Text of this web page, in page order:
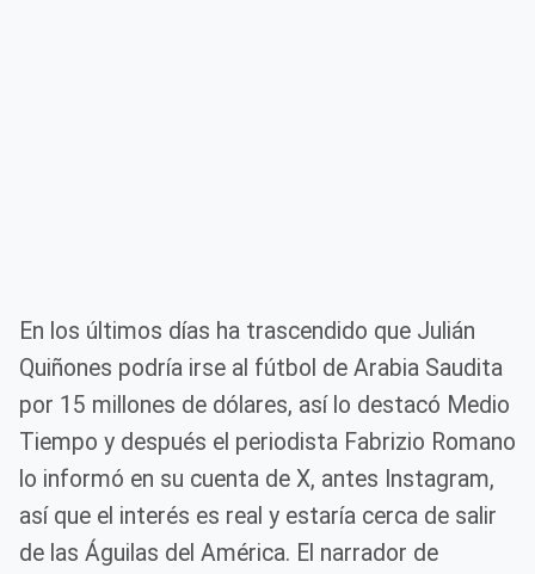
En los últimos días ha trascendido que Julián
Quiñones podría irse al fútbol de Arabia Saudita
por 15 millones de dólares, así lo destacó Medio
Tiempo y después el periodista Fabrizio Romano
lo informó en su cuenta de X, antes Instagram,
así que el interés es real y estaría cerca de salir
de las Águilas del América. El narrador de